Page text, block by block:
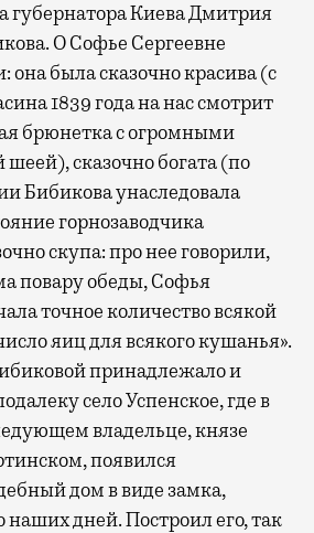
Киева Дмитрия
О Софье Сергеевне
она была сказочно красива (с
1839 года на нас смотрит
брюнетка с огромными
шеей), сказочно богата (по
Бибикова унаследовала
горнозаводчика
скупа: про нее говорили,
повару обеды, Софья
точное количество всякой
яиц для всякого кушанья».
принадлежало и
село Успенское, где в
владельце, князе
появился
дом в виде замка,
дней. Построил его, так